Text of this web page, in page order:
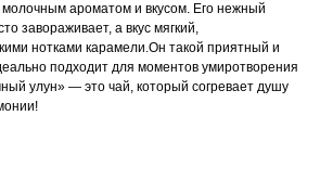
ароматом и вкусом. Его нежный
завораживает, а вкус мягкий,
нотками карамели.Он такой приятный и
подходит для моментов умиротворения
улун» — это чай, который согревает душу